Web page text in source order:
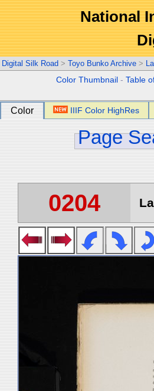
National
Digital Silk Road > Toyo Bunko Archive >
Color Thumbnail -Table
Color IIIF Color HighRes
Page
0204